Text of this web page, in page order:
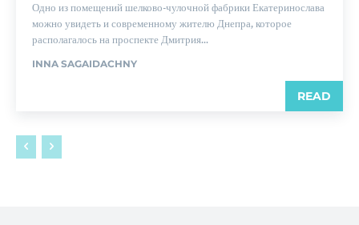
Одно из помещений шелково-чулочной фабрики Екатеринослава
можно увидеть и современному жителю Днепра, которое
располагалось на проспекте Дмитрия...
INNA SAGAIDACHNY
READ